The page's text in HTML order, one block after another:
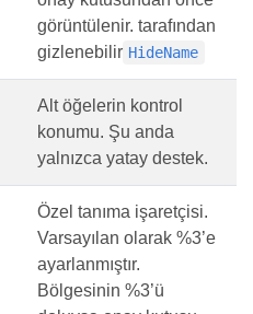
görüntülenir. tarafından
gizlenebilir HideName
Alt öğelerin kontrol
konumu. Şu anda
yalnızca yatay destek.
Özel tanıma işaretçisi.
Varsayılan olarak %3’e
ayarlanmıştır.
Bölgesinin %3’ü